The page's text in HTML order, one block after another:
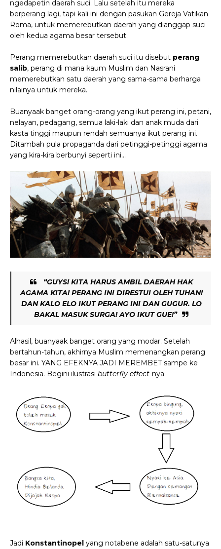
ngedapetin daerah suci. Lalu setelah itu mereka
berperang lagi, tapi kali ini dengan pasukan Gereja Vatikan
Roma, untuk memerebutkan daerah yang dianggap suci
oleh kedua agama besar tersebut.
Perang memerebutkan daerah suci itu disebut perang
salib, perang di mana kaum Muslim dan Nasrani
memerebutkan satu daerah yang sama-sama berharga
nilainya untuk mereka.
Buanyaak banget orang-orang yang ikut perang ini, petani,
nelayan, pedagang, semua laki-laki dan anak muda dari
kasta tinggi maupun rendah semuanya ikut perang ini.
Ditambah pula propaganda dari petinggi-petinggi agama
yang kira-kira berbunyi seperti ini...
“GUYS! KITA HARUS AMBIL DAERAH HAK
AGAMA KITA! PERANG INI DIRESTUI OLEH TUHAN!
DAN KALO ELO IKUT PERANG INI DAN GUGUR. LO
BAKAL MASUK SURGA! AYO IKUT GUE!”
Alhasil, buanyaak banget orang yang modar. Setelah
bertahun-tahun, akhirnya Muslim memenangkan perang
besar ini. YANG EFEKNYA JADI MEREMBET sampe ke
Indonesia. Begini ilustrasi butterfly effect-nya.
Jadi Konstantinopel yang notabene adalah satu-satunya